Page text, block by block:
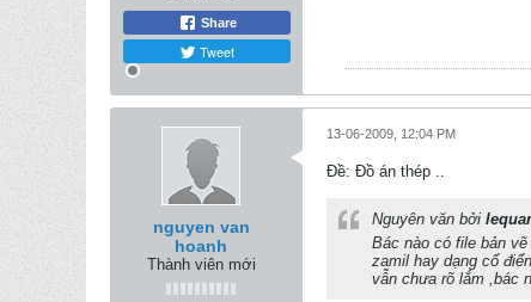
Share
Tweet
nguyen van
hoanh
Thành viên mới
13-06-2009, 12:04 PM
Ðề: Đồ án thép ..
Nguyên văn bởi
Bác nào có file bản
zamil hay dạng cổ
vẫn chưa rõ lắm ,bác